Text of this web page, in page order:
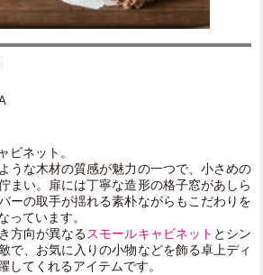
ビネット。
うな木材の質感が魅力の一つで、小さめの
まい。扉には丁寧な造形の格子窓があしら
ーの取手が揺れる素朴ながらもこだわりを
っています。
方向が異なるスモールキャビネット とシン
で、お気に入りの小物などを飾る卓上ディ
してくれるアイテムです。